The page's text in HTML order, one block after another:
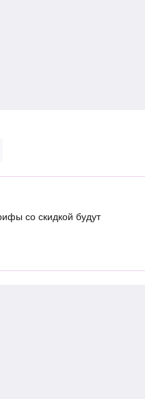
со скидкой будут